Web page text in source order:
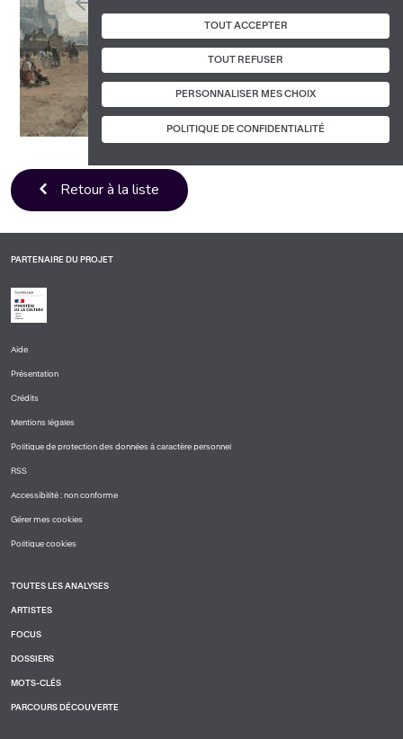
TOUT ACCEPTER
TOUT REFUSER
PERSONNALISER MES CHOIX
POLITIQUE DE CONFIDENTIALITÉ
Retour à la liste
PARTENAIRE DU PROJET
DE
PAGE
1
Aide
Présentation
Crédits
Mentions légales
Politique de protection des données à caractère personnel
RSS
Accessibilité : non conforme
Gérer mes cookies
Politique cookies
DE
PAGE
2
TOUTES LES ANALYSES
ARTISTES
FOCUS
DOSSIERS
MOTS-CLÉS
PARCOURS DÉCOUVERTE